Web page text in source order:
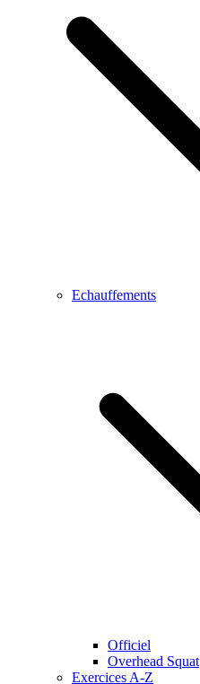
Echauffements
Officiel
Overhead Squat
Exercices A-Z